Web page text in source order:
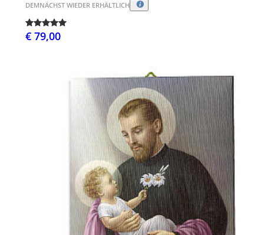
DEMNÄCHST WIEDER ERHÄLTLICH
€ 79,00